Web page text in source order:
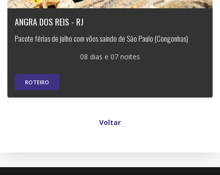
ANGRA DOS REIS - RJ
Pacote férias de julho com vôos saindo de São Paulo (Congonhas)
08 dias e 07 noites
ROTEIRO
Voltar